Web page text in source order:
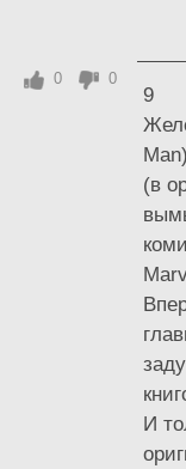
9
(в
И
0 0